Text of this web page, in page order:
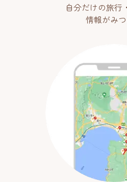
自分だけの旅行
情報がみ